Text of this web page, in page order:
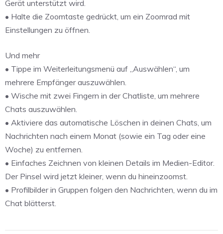
Gerät unterstützt wird.
• Halte die Zoomtaste gedrückt, um ein Zoomrad mit
Einstellungen zu öffnen.
Und mehr
• Tippe im Weiterleitungsmenü auf „Auswählen“, um
mehrere Empfänger auszuwählen.
• Wische mit zwei Fingern in der Chatliste, um mehrere
Chats auszuwählen.
• Aktiviere das automatische Löschen in deinen Chats, um
Nachrichten nach einem Monat (sowie ein Tag oder eine
Woche) zu entfernen.
• Einfaches Zeichnen von kleinen Details im Medien-Editor.
Der Pinsel wird jetzt kleiner, wenn du hineinzoomst.
• Profilbilder in Gruppen folgen den Nachrichten, wenn du im
Chat blätterst.